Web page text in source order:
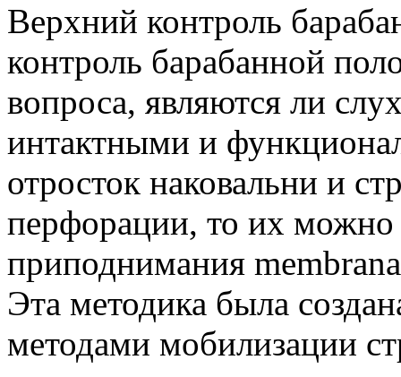
Верхний контроль
контроль барабанной
вопроса, являются ли
интактными и
отросток наковальни и
перфорации, то их
приподнимания
Эта методика была
методами мобилизации